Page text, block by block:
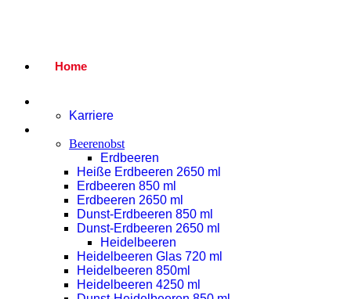
Home
Karriere
Beerenobst
Erdbeeren
Heiße Erdbeeren 2650 ml
Erdbeeren 850 ml
Erdbeeren 2650 ml
Dunst-Erdbeeren 850 ml
Dunst-Erdbeeren 2650 ml
Heidelbeeren
Heidelbeeren Glas 720 ml
Heidelbeeren 850ml
Heidelbeeren 4250 ml